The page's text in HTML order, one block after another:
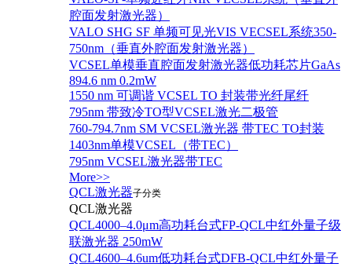
腔面发射激光器）
VALO SHG SF 单频可见光VIS VECSEL系统350-
750nm（垂直外腔面发射激光器）
VCSEL单模垂直腔面发射激光器低功耗芯片GaAs
894.6 nm 0.2mW
1550 nm 可调谐 VCSEL TO 封装带光纤尾纤
795nm 带致冷TO型VCSEL激光二极管
760-794.7nm SM VCSEL激光器 带TEC TO封装
1403nm单模VCSEL（带TEC）
795nm VCSEL激光器带TEC
More>>
QCL激光器子分类
QCL激光器
QCL4000–4.0μm高功耗台式FP-QCL中红外量子级
联激光器 250mW
QCL4600–4.6um低功耗台式DFB-QCL中红外量子